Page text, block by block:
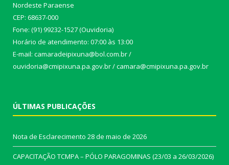
Nordeste Paraense
CEP: 68637-000
Fone: (91) 99232-1527 (Ouvidoria)
Horário de atendimento: 07:00 às 13:00
E-mail: camaradeipixuna@bol.com.br /
ouvidoria@cmipixuna.pa.gov.br / camara@cmipixuna.pa.gov.br
ÚLTIMAS PUBLICAÇÕES
Nota de Esclarecimento 28 de maio de 2026
CAPACITAÇÃO TCMPA – PÓLO PARAGOMINAS (23/03 a 26/03/2026)